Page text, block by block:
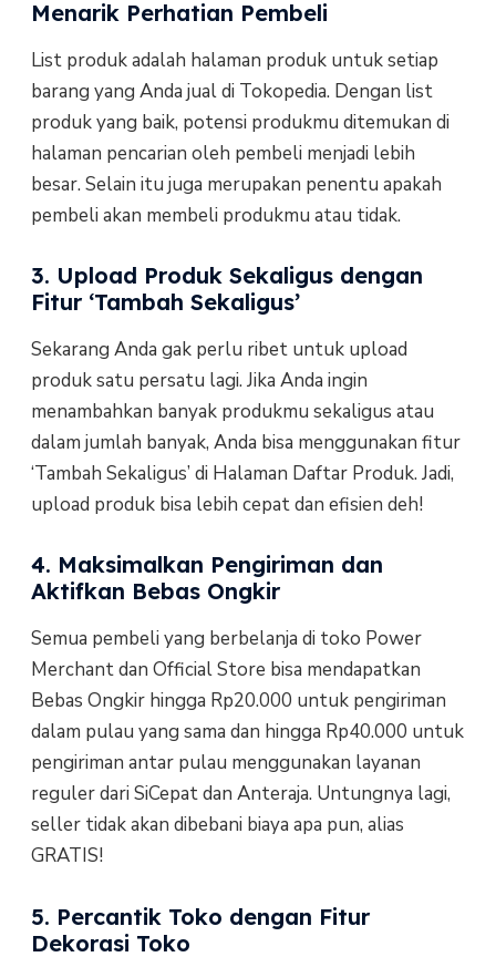
Menarik Perhatian Pembeli
List produk adalah halaman produk untuk setiap
barang yang Anda jual di Tokopedia. Dengan list
produk yang baik, potensi produkmu ditemukan di
halaman pencarian oleh pembeli menjadi lebih
besar. Selain itu juga merupakan penentu apakah
pembeli akan membeli produkmu atau tidak.
3. Upload Produk Sekaligus dengan
Fitur ‘Tambah Sekaligus’
Sekarang Anda gak perlu ribet untuk upload
produk satu persatu lagi. Jika Anda ingin
menambahkan banyak produkmu sekaligus atau
dalam jumlah banyak, Anda bisa menggunakan fitur
‘Tambah Sekaligus’ di Halaman Daftar Produk. Jadi,
upload produk bisa lebih cepat dan efisien deh!
4. Maksimalkan Pengiriman dan
Aktifkan Bebas Ongkir
Semua pembeli yang berbelanja di toko Power
Merchant dan Official Store bisa mendapatkan
Bebas Ongkir hingga Rp20.000 untuk pengiriman
dalam pulau yang sama dan hingga Rp40.000 untuk
pengiriman antar pulau menggunakan layanan
reguler dari SiCepat dan Anteraja. Untungnya lagi,
seller tidak akan dibebani biaya apa pun, alias
GRATIS!
5. Percantik Toko dengan Fitur
Dekorasi Toko